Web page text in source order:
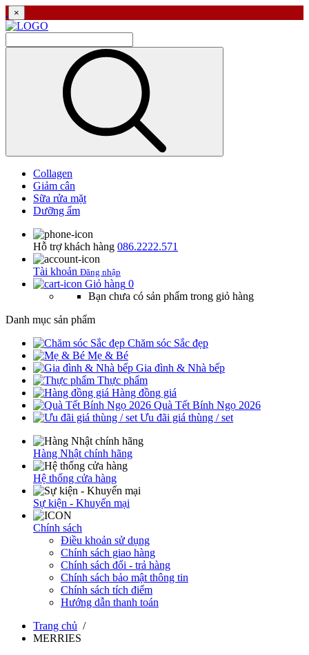
×
Collagen
Giảm cân
Sữa rửa mặt
Dưỡng ẩm
Hỗ trợ khách hàng 086.2222.571
Tài khoản Đăng nhập
Giỏ hàng 0
Bạn chưa có sản phẩm trong giỏ hàng
Danh mục sản phẩm
Chăm sóc Sắc đẹp
Mẹ & Bé
Gia đình & Nhà bếp
Thực phẩm
Hàng đồng giá
Quà Tết Bính Ngọ 2026
Ưu đãi giá thùng / set
Hàng Nhật chính hãng
Hệ thống cửa hàng
Sự kiện - Khuyến mại
Chính sách
Điều khoản sử dụng
Chính sách giao hàng
Chính sách đổi - trả hàng
Chính sách bảo mật thông tin
Chính sách tích điểm
Hướng dẫn thanh toán
Trang chủ /
MERRIES